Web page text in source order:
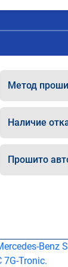
Метод
Наличие
Прошито